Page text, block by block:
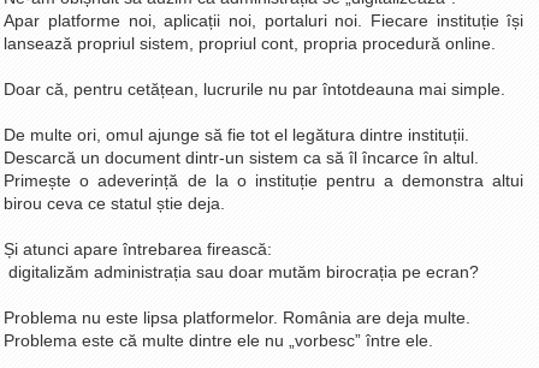
La Ţintă
Dialoguri cu Ghişe
Bucuria Credinţei
Replica Braşovului
Zona Neutră
Contact
Apar platforme noi, aplicații noi, portaluri noi. Fiecare instituție își
lansează propriul sistem, propriul cont, propria procedură online.
Doar că, pentru cetățean, lucrurile nu par întotdeauna mai simple.
De multe ori, omul ajunge să fie tot el legătura dintre instituții.
Descarcă un document dintr-un sistem ca să îl încarce în altul.
Primește o adeverință de la o instituție pentru a demonstra altui
birou ceva ce statul știe deja.
Și atunci apare întrebarea firească:
digitalizăm administrația sau doar mutăm birocrația pe ecran?
Problema nu este lipsa platformelor. România are deja multe.
Problema este că multe dintre ele nu „vorbesc” între ele.